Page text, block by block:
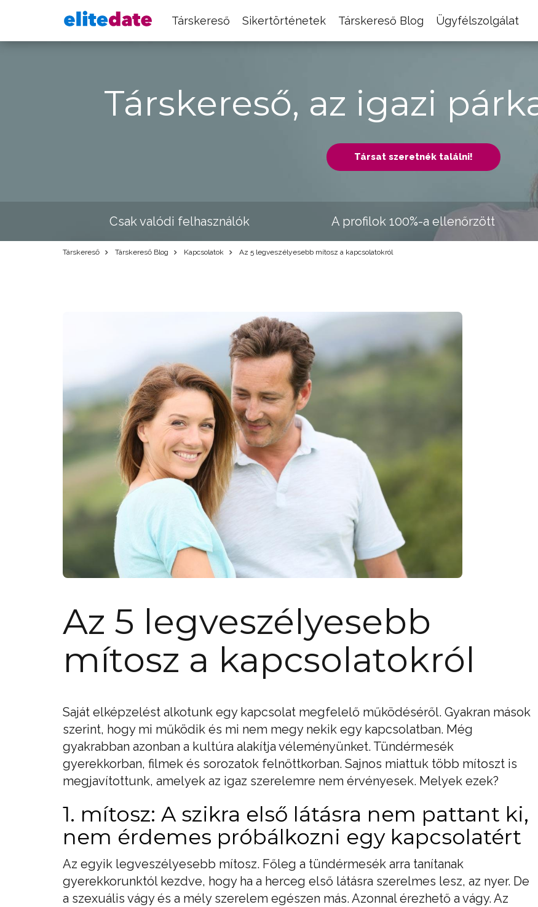
Társkereső Sikertörténetek Társkereső Blog Ügyfélszolgálat
Társkereső, az igazi
Társat szeretnék találni!
Csak valódi felhasználók A profilok 100%-a ellenőrzött
Társkereső Társkereső Blog Kapcsolatok Az 5 legveszélyesebb mítosz a kapcsolatokról
Az 5 legveszélyesebb
mítosz a kapcsolatokról
Saját elképzelést alkotunk egy kapcsolat megfelelő működéséről. Gyakran mások
szerint, hogy mi működik és mi nem megy nekik egy kapcsolatban. Még
gyakrabban azonban a kultúra alakítja véleményünket. Tündérmesék
gyerekkorban, filmek és sorozatok felnőttkorban. Sajnos miattuk több mítoszt is
megjavítottunk, amelyek az igaz szerelemre nem érvényesek. Melyek ezek?
1. mítosz: A szikra első látásra nem pattant ki,
nem érdemes próbálkozni egy kapcsolatért
Az egyik legveszélyesebb mítosz. Főleg a tündérmesék arra tanítanak
gyerekkorunktól kezdve, hogy ha a herceg első látásra szerelmes lesz, az nyer. De
a szexuális vágy és a mély szerelem egészen más. Azonnal érezhető a vágy. Az